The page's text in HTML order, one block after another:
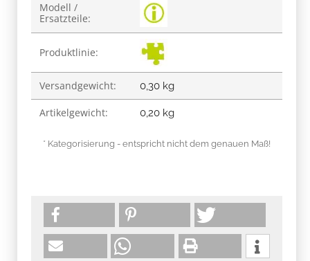
Modell /
Ersatzteile:
Produktlinie:
Versandgewicht: 0,30 kg
Artikelgewicht: 0,20 kg
* Kategorisierung - entspricht nicht dem genauen Maß!